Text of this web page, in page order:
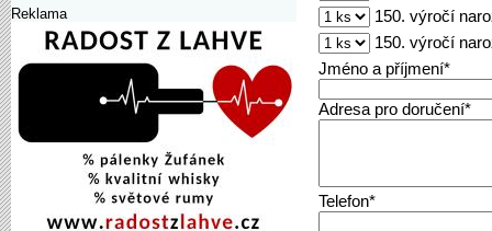
Reklama
150. výročí
150. výročí
Jméno a příjmení*
Adresa pro doručení*
Telefon*